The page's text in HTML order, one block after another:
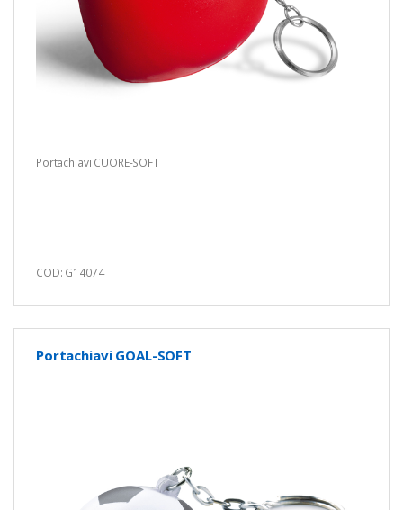
Portachiavi CUORE-SOFT
COD: G14074
Portachiavi GOAL-SOFT